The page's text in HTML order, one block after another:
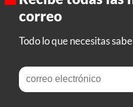
correo
Todo lo que necesitas